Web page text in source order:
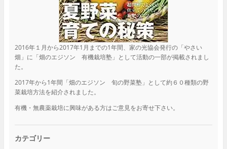
2016年１月から2017年1月までの1年間、家の光協会発行の「やさい
畑」に「畑のエジソン 有機栽培塾」として活動の一部が掲載されまし
た。
2017年から1年間「畑のエジソン 旬の野菜塾」として約６０種類の野
菜栽培方法を紹介されました。
有機・無農薬栽培に興味がある方はご意見をお寄せ下さい。
カテゴリー